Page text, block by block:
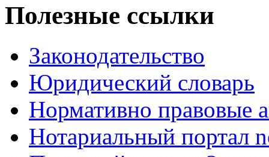
Полезные ссылки
Законодательство
Юридический словарь
Нормативно правовые
Нотариальный портал